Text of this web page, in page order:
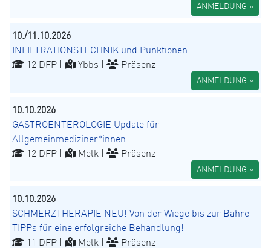
ANMELDUNG »
10./11.10.2026
INFILTRATIONSTECHNIK und Punktionen
12 DFP |
Ybbs | Präsenz
ANMELDUNG »
10.10.2026
GASTROENTEROLOGIE Update für
Allgemeinmediziner*innen
12 DFP |
Melk | Präsenz
ANMELDUNG »
10.10.2026
SCHMERZTHERAPIE NEU! Von der Wiege bis zur Bahre -
TIPPs für eine erfolgreiche Behandlung!
11 DFP |
Melk | Präsenz